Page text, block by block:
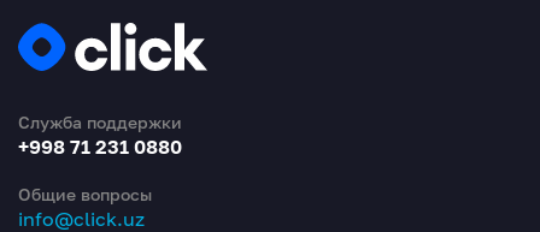
Служба поддержки
+998 71 231 0880
Общие вопросы
info@click.uz